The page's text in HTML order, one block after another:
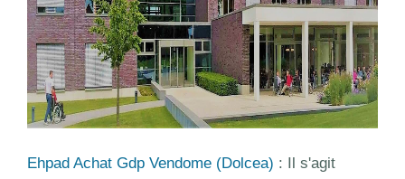
Ehpad Achat Gdp Vendome (Dolcea) : Il s'agit